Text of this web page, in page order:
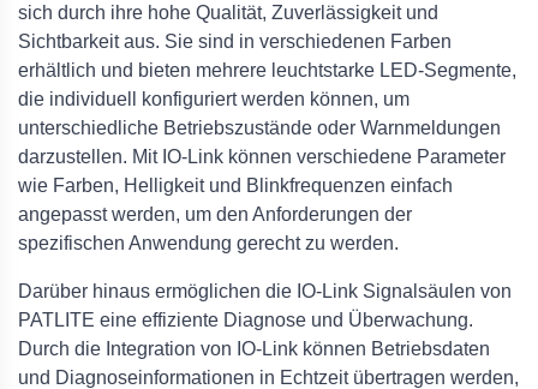
sich durch ihre hohe Qualität, Zuverlässigkeit und
Sichtbarkeit aus. Sie sind in verschiedenen Farben
erhältlich und bieten mehrere leuchtstarke LED-Segmente,
die individuell konfiguriert werden können, um
unterschiedliche Betriebszustände oder Warnmeldungen
darzustellen. Mit IO-Link können verschiedene Parameter
wie Farben, Helligkeit und Blinkfrequenzen einfach
angepasst werden, um den Anforderungen der
spezifischen Anwendung gerecht zu werden.
Darüber hinaus ermöglichen die IO-Link Signalsäulen von
PATLITE eine effiziente Diagnose und Überwachung.
Durch die Integration von IO-Link können Betriebsdaten
und Diagnoseinformationen in Echtzeit übertragen werden,